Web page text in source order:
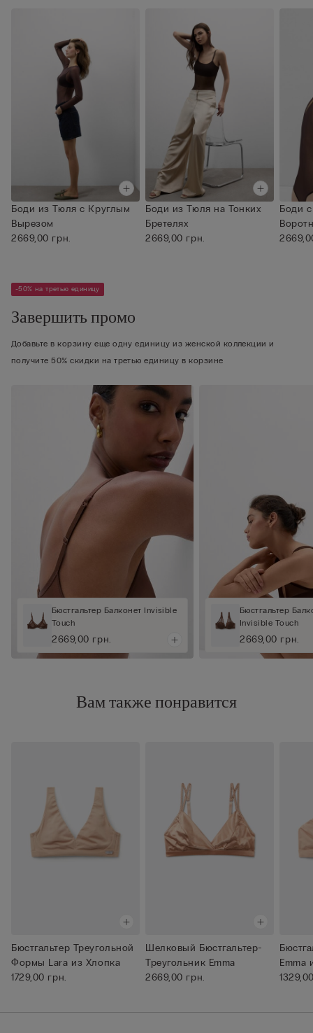
Боди из Тюля с Круглым
Вырезом
2669,00 грн.
Боди из Тюля на Тонких
Бретелях
2669,00 грн.
Боди
-50% на третью единицу
Завершить промо
Добавьте в корзину еще одну единицу из женской коллекции и
получите 50% скидки на третью единицу в корзине
Бюстгальтер Балконет Invisible
Touch
2669,00 грн.
Бюстгальтер
Invisible Touch
2669,00 грн.
Вам также понравится
Бюстгальтер Треугольной
Формы Lara из Хлопка
1729,00 грн.
Шелковый Бюстгальтер-
Треугольник Emma
2669,00 грн.
Emma